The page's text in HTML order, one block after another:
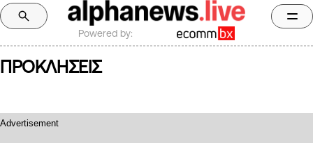
Powered by:
ΠΡΟΚΛΗΣΕΙΣ